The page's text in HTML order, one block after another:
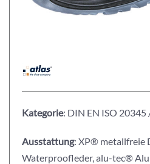
Kategorie: DIN EN ISO 20345
Ausstattung: XP® metallfreie
Waterproofleder, alu-tec®